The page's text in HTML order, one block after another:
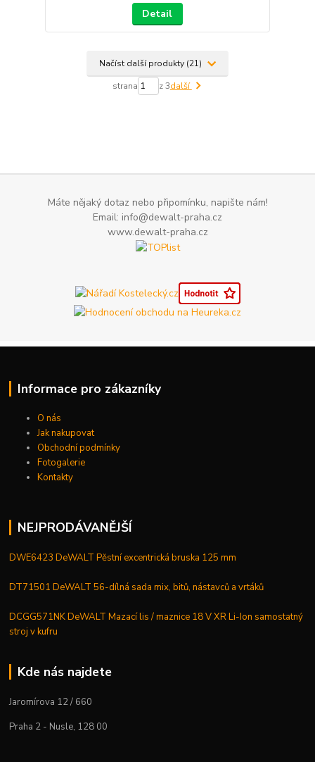
Detail
Načíst další produkty (21)
strana z 3další
Máte nějaký dotaz nebo připomínku, napište nám!
Email: info@dewalt-praha.cz
www.dewalt-praha.cz
Informace pro zákazníky
O nás
Jak nakupovat
Obchodní podmínky
Fotogalerie
Kontakty
NEJPRODÁVANĚJŠÍ
DWE6423 DeWALT Pěstní excentrická bruska 125 mm
DT71501 DeWALT 56-dílná sada mix, bitů, nástavců a vrtáků
DCGG571NK DeWALT Mazací lis / maznice 18 V XR Li-Ion samostatný
stroj v kufru
Kde nás najdete
Jaromírova 12 / 660
Praha 2 - Nusle, 128 00